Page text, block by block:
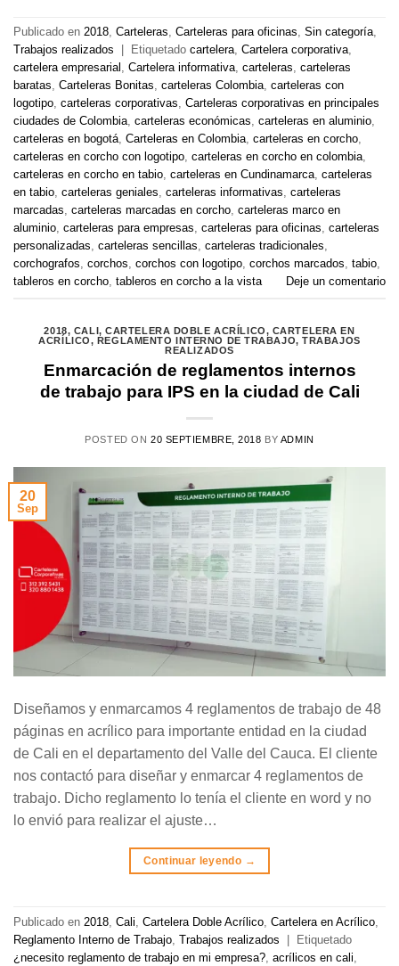
Publicado en 2018, Carteleras, Carteleras para oficinas, Sin categoría,
Trabajos realizados
Etiquetado cartelera, Cartelera corporativa,
cartelera empresarial , Cartelera informativa, carteleras, carteleras
baratas, Carteleras Bonitas, carteleras Colombia, carteleras con
logotipo, carteleras corporativas, Carteleras corporativas en principales
ciudades de Colombia, carteleras económicas, carteleras en aluminio,
carteleras en bogotá, Carteleras en Colombia, carteleras en corcho,
carteleras en corcho con logotipo, carteleras en corcho en colombia,
carteleras en corcho en tabio, carteleras en Cundinamarca, carteleras
en tabio, carteleras geniales, carteleras informativas, carteleras
marcadas, carteleras marcadas en corcho, carteleras marco en
aluminio, carteleras para empresas, carteleras para oficinas, carteleras
personalizadas, carteleras sencillas, carteleras tradicionales,
corchografos, corchos, corchos con logotipo, corchos marcados, tabio,
tableros en corcho, tableros en corcho a la vista Deje un comentario
2018, CALI,CARTELERA DOBLE ACRÍLICO, CARTELERA EN
ACRÍLICO, REGLAMENTO INTERNO DE TRABAJO,TRABAJOS
REALIZADOS
Enmarcación de reglamentos internos
de trabajo para IPS en la ciudad de Cali
POSTED ON 20 SEPTIEMBRE, 2018 BY ADMIN
20
Sep
Diseñamos y enmarcamos 4 reglamentos de trabajo de 48
páginas en acrílico para importante entidad en la ciudad
de Cali en el departamento del Valle del Cauca. El cliente
nos contactó para diseñar y enmarcar 4 reglamentos de
trabajo. Dicho reglamento lo tenía el cliente en word y no
lo envió para realizar el ajuste…
Continuar leyendo →
Publicado en 2018 Cali Cartelera Doble Acrílico Cartelera en Acrílico
Reglamento Interno de Trabajo Trabajos realizados | Etiquetado
¿necesito reglamento de trabajo en mi empresa? acrílicos en cali